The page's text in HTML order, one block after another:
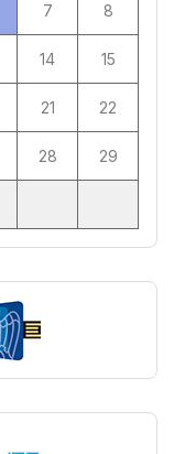
7 8
14 15
21 22
28 29